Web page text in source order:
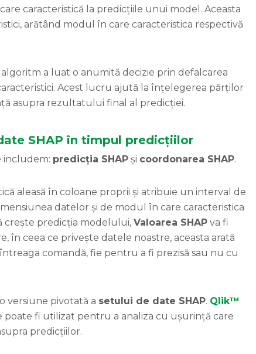
caracteristică la predicțiile unui model. Aceasta
arătând modul în care caracteristica respectivă
a luat o anumită decizie prin defalcarea
Acest lucru ajută la înțelegerea părților
asupra rezultatului final al predicției.
SHAP în timpul predicțiilor
includem: predicția SHAP și coordonarea SHAP.
aleasă în coloane proprii și atribuie un interval de
datelor și de modul în care caracteristica
crește predicția modelului, Valoarea SHAP va fi
în ceea ce privește datele noastre, aceasta arată
comandă, fie pentru a fi prezisă sau nu cu
versiune pivotată a setului de date SHAP. Qlik™
fi utilizat pentru a analiza cu ușurință care
predicțiilor.